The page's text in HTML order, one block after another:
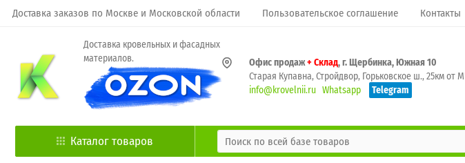
Доставка заказов по Москве и Московской области Пользовательское соглашение Контакты
Доставка кровельных и фасадных
материалов.
Офис продаж+ Склад, г. Щербинка, Южная 10
Старая Купавна, Стройдвор, Горьковское ш., 25км от
info@krovelnii.ru Whatsapp Telegram
Каталог товаров